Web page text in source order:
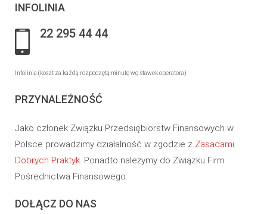
INFOLINIA
22 295 44 44
Infolinia (koszt za każdą rozpoczętą minutę wg stawek operatora)
PRZYNALEŻNOŚĆ
Jako członek Związku Przedsiębiorstw Finansowych w
Polsce prowadzimy działalność w zgodzie z Zasadami
Dobrych Praktyk. Ponadto należymy do Związku Firm
Pośrednictwa Finansowego.
DOŁĄCZ DO NAS